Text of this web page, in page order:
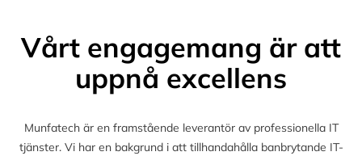
Vårt engagemang är att
uppnå excellens
Munfatech är en framstående leverantör av professionella IT
tjänster. Vi har en bakgrund i att tillhandahålla banbrytande IT-